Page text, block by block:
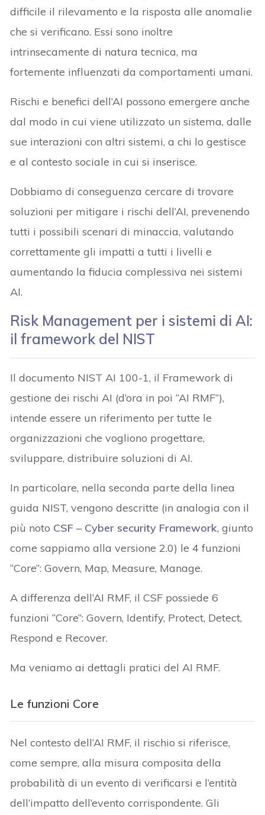
difficile il rilevamento e la risposta alle anomalie
che si verificano. Essi sono inoltre
intrinsecamente di natura tecnica, ma
fortemente influenzati da comportamenti umani.
Rischi e benefici dell’AI possono emergere anche
dal modo in cui viene utilizzato un sistema, dalle
sue interazioni con altri sistemi, a chi lo gestisce
e al contesto sociale in cui si inserisce.
Dobbiamo di conseguenza cercare di trovare
soluzioni per mitigare i rischi dell’AI, prevenendo
tutti i possibili scenari di minaccia, valutando
correttamente gli impatti a tutti i livelli e
aumentando la fiducia complessiva nei sistemi
AI.
Risk Management per i sistemi di AI:
il framework del NIST
Il documento NIST AI 100-1, il Framework di
gestione dei rischi AI (d’ora in poi “AI RMF”),
intende essere un riferimento per tutte le
organizzazioni che vogliono progettare,
sviluppare, distribuire soluzioni di AI.
In particolare, nella seconda parte della linea
guida NIST, vengono descritte (in analogia con il
più noto CSF – Cyber security Framework, giunto
come sappiamo alla versione 2.0) le 4 funzioni
“Core”: Govern, Map, Measure, Manage.
A differenza dell’AI RMF, il CSF possiede 6
funzioni “Core”: Govern, Identify, Protect, Detect,
Respond e Recover.
Ma veniamo ai dettagli pratici del AI RMF.
Le funzioni Core
Nel contesto dell’AI RMF, il rischio si riferisce,
come sempre, alla misura composita della
probabilità di un evento di verificarsi e l’entità
dell’impatto dell’evento corrispondente. Gli